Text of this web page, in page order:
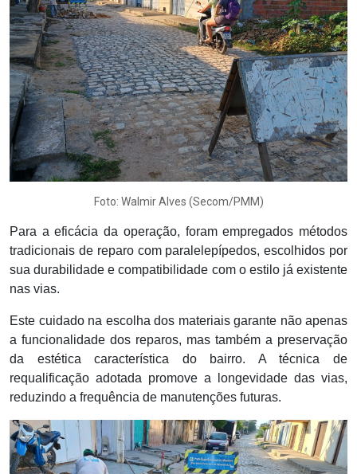
Foto: Walmir Alves (Secom/PMM)
Para a eficácia da operação, foram empregados métodos
tradicionais de reparo com paralelepípedos, escolhidos por
sua durabilidade e compatibilidade com o estilo já existente
nas vias.
Este cuidado na escolha dos materiais garante não apenas
a funcionalidade dos reparos, mas também a preservação
da estética característica do bairro. A técnica de
requalificação adotada promove a longevidade das vias,
reduzindo a frequência de manutenções futuras.